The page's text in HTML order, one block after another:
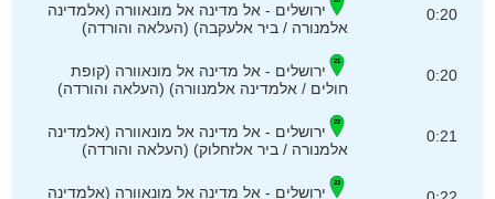
0:20
ירושלים - אל מדינה אל מונאוורה (אלמדינה
אלמנורה / ביר אלעקבה) (העלאה והורדה)
0:20
ירושלים - אל מדינה אל מונאוורה (קופת
חולים / אלמדינה אלמנוורה) (העלאה והורדה)
0:21
ירושלים - אל מדינה אל מונאוורה (אלמדינה
אלמנורה / ביר אלזחלוק) (העלאה והורדה)
ירושלים - אל מדינה אל מונאוורה (אלמדינה